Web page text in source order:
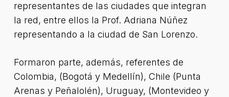
representantes de las ciudades que integran
la red, entre ellos la Prof. Adriana Núñez
representando a la ciudad de San Lorenzo.
Formaron parte, además, referentes de
Colombia, (Bogotá y Medellín), Chile (Punta
Arenas y Peñalolén), Uruguay, (Montevideo y